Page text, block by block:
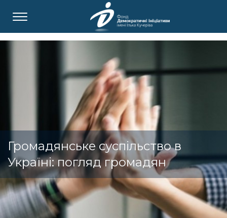
Громадянське суспільство в
Україні: погляд громадян